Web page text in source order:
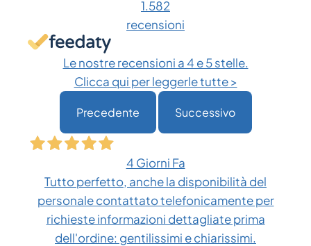
scelte
prodotto
1.582
recensioni
Le nostre recensioni a 4 e 5 stelle.
Clicca qui per leggerle tutte >
Precedente Successivo
4 Giorni Fa
Tutto perfetto, anche la disponibilità del
personale contattato telefonicamente per
richieste informazioni dettagliate prima
dell'ordine: gentilissimi e chiarissimi.